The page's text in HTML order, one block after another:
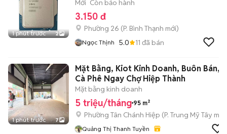
1 phút trước 2
Mới Còn bảo hành
3.150 đ
Phường 26 (P. Bình Thạnh mới)
Ngọc Thịnh 5.0 11 đã bán
1 phút trước 7
Mặt Bằng, Kiot Kinh Doanh, Buôn Bán,
Cà Phê Ngay Chợ Hiệp Thành
Mặt bằng kinh doanh
5 triệu/tháng 95 m²
Phường Tân Chánh Hiệp (P. Trung Mỹ Tây mới)
Quảng Thị Thanh Tuyền